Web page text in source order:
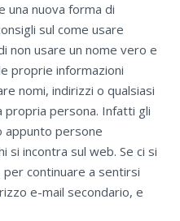
una nuova forma di
sul come usare
non usare un nome vero e
proprie informazioni
nomi, indirizzi o qualsiasi
propria persona. Infatti gli
appunto persone
si incontra sul web. Se ci si
per continuare a sentirsi
e-mail secondario, e